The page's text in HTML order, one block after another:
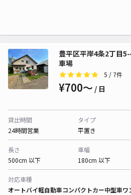
豊平区平岸4条2丁目
車場
5 / 7件
¥700〜 / 日
貸出時間
24時間営業
タイプ
平置き
長さ
500cm 以下
車幅
180cm 以下
対応車種
オートバイ軽自動車コンパクトカー中型車ワ